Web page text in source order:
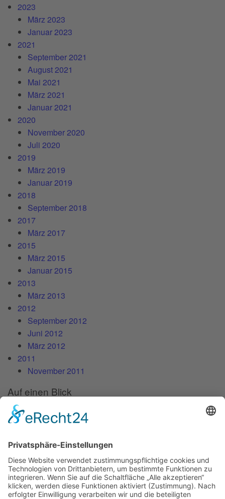
2023
März 2023
Januar 2023
2021
September 2021
August 2021
Mai 2021
März 2021
Januar 2021
2020
November 2020
Juli 2020
2019
März 2019
Januar 2019
2018
September 2018
2017
März 2017
2015
März 2015
Januar 2015
2013
März 2013
2012
September 2012
Juni 2012
März 2012
2011
November 2011
Auf einen Blick
Forschung
Musikalien-Leihmaterial
Publikationen
Links
Aktuelles